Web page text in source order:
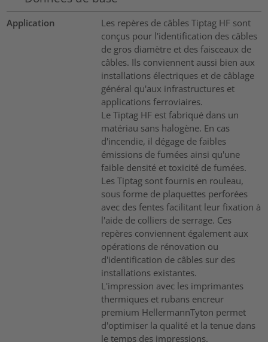
Application
Les repères de câbles Tiptag HF sont
conçus pour l'identification des câbles
de gros diamètre et des faisceaux de
câbles. Ils conviennent aussi bien aux
installations électriques et de câblage
général qu'aux infrastructures et
applications ferroviaires.
Le Tiptag HF est fabriqué dans un
matériau sans halogène. En cas
d'incendie, il dégage de faibles
émissions de fumées ainsi qu'une
faible densité et toxicité de fumées.
Les Tiptag sont fournis en rouleau,
sous forme de plaquettes perforées
avec des fentes facilitant leur fixation à
l'aide de colliers de serrage. Ces
repères conviennent également aux
opérations de rénovation ou
d'identification de câbles sur des
installations existantes.
L'impression avec les imprimantes
thermiques et rubans encreur
premium HellermannTyton permet
d'optimiser la qualité et la tenue dans
le temps des impressions.